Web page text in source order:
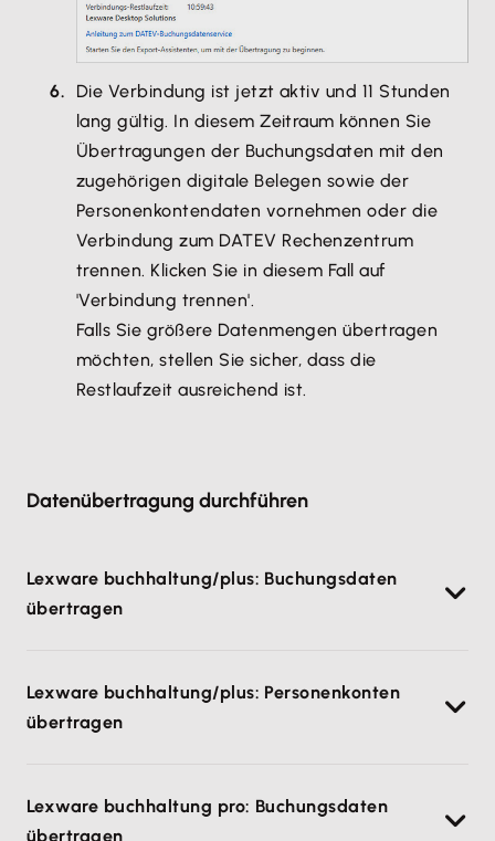
Die Verbindung ist jetzt aktiv und 11 Stunden
lang gültig. In diesem Zeitraum können Sie
Übertragungen der Buchungsdaten mit den
zugehörigen digitale Belegen sowie der
Personenkontendaten vornehmen oder die
Verbindung zum DATEV Rechenzentrum
trennen. Klicken Sie in diesem Fall auf
'Verbindung trennen'.
Falls Sie größere Datenmengen übertragen
möchten, stellen Sie sicher, dass die
Restlaufzeit ausreichend ist.
Datenübertragung durchführen
Lexware buchhaltung/plus: Buchungsdaten
übertragen
Klicken Sie im Bereich 'DATEV
Buchungsdatenservice' auf 'Export-Assistent
Lexware buchhaltung/plus: Personenkonten
übertragen
Klicken Sie im Bereich 'DATEV
Buchungsdatenservice' auf 'Export-Assistent
Lexware buchhaltung pro: Buchungsdaten
übertragen